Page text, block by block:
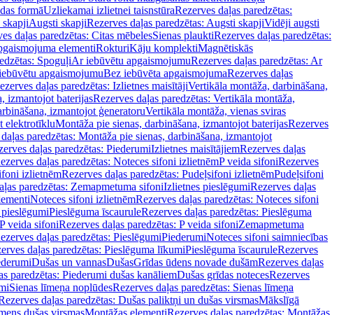
formāUzliekamai izlietnei taisnstūraRezerves daļas paredzētas:
skapjiAugsti skapjiRezerves daļas paredzētas: Augsti skapjiVidēji augsti
daļas paredzētas: Citas mēbelesSienas plauktiRezerves daļas paredzētas:
elementiRokturiKāju komplektiMagnētiskās
SpoguļiAr iebūvētu apgaismojumuRezerves daļas paredzētas: Ar
apgaismojumuBez iebūvēta apgaismojumaRezerves daļas
daļas paredzētas: Izlietnes maisītājiVertikāla montāža, darbināšana,
izmantojot baterijasRezerves daļas paredzētas: Vertikāla montāža,
izmantojot ģeneratoruVertikāla montāža, vienas sviras
elektrotīkluMontāža pie sienas, darbināšana, izmantojot baterijasRezerves
paredzētas: Montāža pie sienas, darbināšana, izmantojot
daļas paredzētas: PiederumiIzlietnes maisītājiemRezerves daļas
daļas paredzētas: Noteces sifoni izlietnēmP veida sifoniRezerves
izlietnēmRezerves daļas paredzētas: Pudeļsifoni izlietnēmPudeļsifoni
paredzētas: Zemapmetuma sifoniIzlietnes pieslēgumiRezerves daļas
Noteces sifoni izlietnēmRezerves daļas paredzētas: Noteces sifoni
Pieslēguma īscauruleRezerves daļas paredzētas: Pieslēguma
P veida sifoniRezerves daļas paredzētas: P veida sifoniZemapmetuma
daļas paredzētas: PieslēgumiPiederumiNoteces sifoni saimniecības
daļas paredzētas: Pieslēguma līkumiPieslēguma īscauruleRezerves
Dušas un vannasDušasGrīdas ūdens novade dušāmRezerves daļas
paredzētas: Piederumi dušas kanāliemDušas grīdas notecesRezerves
Sienas līmeņa noplūdesRezerves daļas paredzētas: Sienas līmeņa
daļas paredzētas: Dušas paliktņi un dušas virsmasMākslīgā
dušas virsmasMontāžas elementiRezerves daļas paredzētas: Montāžas